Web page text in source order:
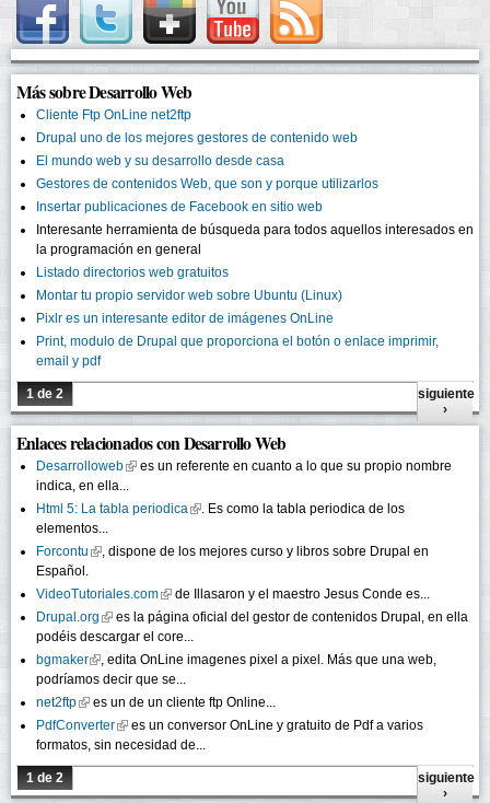
Más sobre Desarrollo Web
Cliente Ftp OnLine net2ftp
Drupal uno de los mejores gestores de contenido web
El mundo web y su desarrollo desde casa
Gestores de contenidos Web, que son y porque utilizarlos
Insertar publicaciones de Facebook en sitio web
Interesante herramienta de búsqueda para todos aquellos interesados en
la programación en general
Listado directorios web gratuitos
Montar tu propio servidor web sobre Ubuntu (Linux)
Pixlr es un interesante editor de imágenes OnLine
Print, modulo de Drupal que proporciona el botón o enlace imprimir,
email y pdf
1 de 2
siguiente
›
Enlaces relacionados con Desarrollo Web
Desarrolloweb(link is external)
es un referente en cuanto a lo que su propio nombre
indica, en ella...
Html 5: La tabla periodica(link is external)
. Es como la tabla periodica de los
elementos...
Forcontu (link is external)
, dispone de los mejores curso y libros sobre Drupal en
Español.
VideoTutoriales.com(link is external)
de Illasaron y el maestro Jesus Conde es...
Drupal.org (link is external)
es la página oficial del gestor de contenidos Drupal, en ella
podéis descargar el core...
bgmaker(link is external)
, edita OnLine imagenes pixel a pixel. Más que una web,
podríamos decir que se...
net2ftp(link is external)
es un de un cliente ftp Online...
PdfConverter(link is external)
es un conversor OnLine y gratuito de Pdf a varios
formatos, sin necesidad de...
1 de 2
siguiente
›